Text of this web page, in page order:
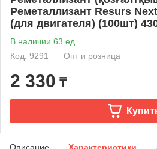
Реметаллизант Resurs
(для двигателя) (100шт)
В наличии 63 ед.
Код: 9291
Опт и розница
2 330 ₸
Описание Характеристики